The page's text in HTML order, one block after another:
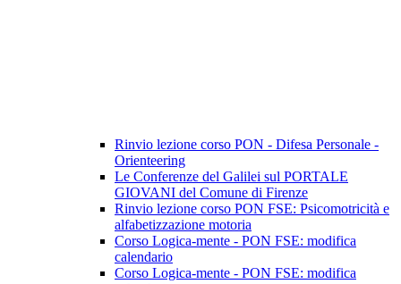
Rinvio lezione corso PON - Difesa Personale -
Orienteering
Le Conferenze del Galilei sul PORTALE
GIOVANI del Comune di Firenze
Rinvio lezione corso PON FSE: Psicomotricità e
alfabetizzazione motoria
Corso Logica-mente - PON FSE: modifica
calendario
Corso Logica-mente - PON FSE: modifica